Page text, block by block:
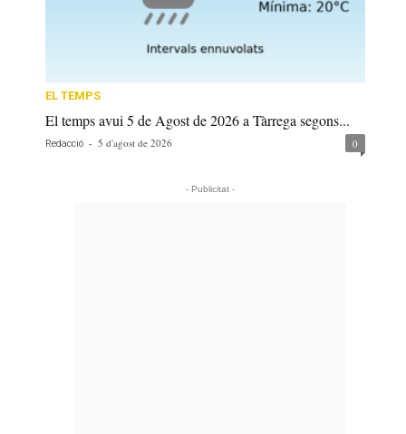
EL TEMPS
El temps avui 5 de Agost de 2026 a Tàrrega segons...
Redacció - 5 d'agost de 2026 0
- Publicitat -